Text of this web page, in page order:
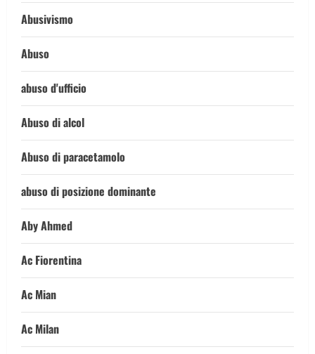
Abusivismo
Abuso
abuso d'ufficio
Abuso di alcol
Abuso di paracetamolo
abuso di posizione dominante
Aby Ahmed
Ac Fiorentina
Ac Mian
Ac Milan